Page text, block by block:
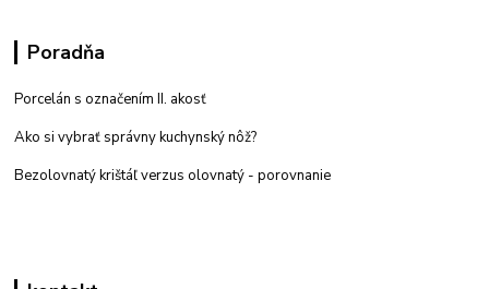
Poradňa
Porcelán s označením II. akosť
Ako si vybrať správny kuchynský nôž?
Bezolovnatý krištáľ verzus olovnatý - porovnanie